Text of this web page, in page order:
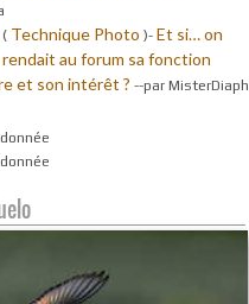
( Technique Photo )- Et si… on
rendait au forum sa fonction
et son intérêt ? --par MisterDiaph